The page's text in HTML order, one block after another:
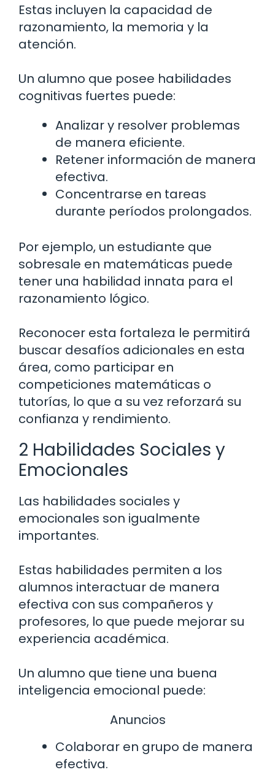
Estas incluyen la capacidad de
razonamiento, la memoria y la
atención.
Un alumno que posee habilidades
cognitivas fuertes puede:
Analizar y resolver problemas
de manera eficiente.
Retener información de manera
efectiva.
Concentrarse en tareas
durante períodos prolongados.
Por ejemplo, un estudiante que
sobresale en matemáticas puede
tener una habilidad innata para el
razonamiento lógico.
Reconocer esta fortaleza le permitirá
buscar desafíos adicionales en esta
área, como participar en
competiciones matemáticas o
tutorías, lo que a su vez reforzará su
confianza y rendimiento.
2 Habilidades Sociales y
Emocionales
Las habilidades sociales y
emocionales son igualmente
importantes.
Estas habilidades permiten a los
alumnos interactuar de manera
efectiva con sus compañeros y
profesores, lo que puede mejorar su
experiencia académica.
Un alumno que tiene una buena
inteligencia emocional puede:
Anuncios
Colaborar en grupo de manera
efectiva.